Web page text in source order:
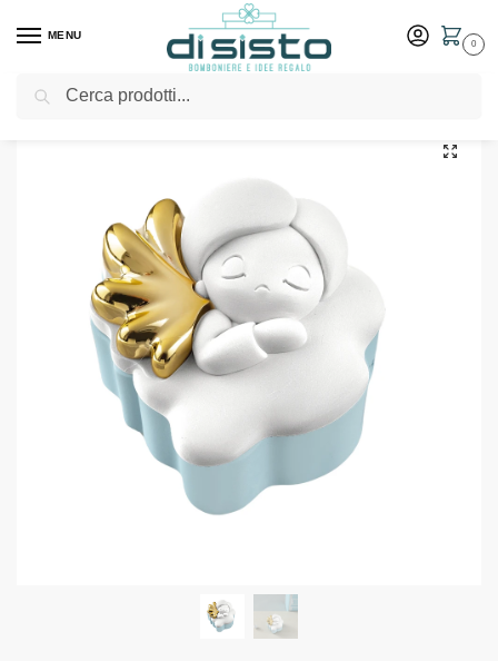
MENU
0
Home Shop Bomboniere